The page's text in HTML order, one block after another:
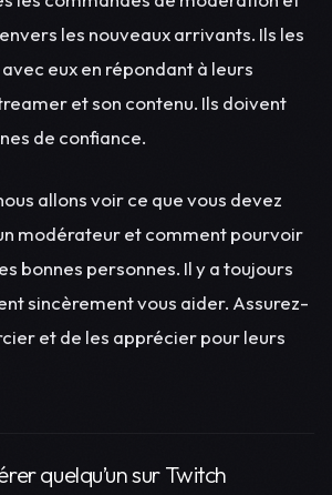
les nouveaux arrivants. Ils les
eux en répondant à leurs
et son contenu. Ils doivent
de confiance.
allons voir ce que vous devez
modérateur et comment pourvoir
bonnes personnes. Il y a toujours
sincèrement vous aider. Assurez-
et de les apprécier pour leurs
quelqu’un sur Twitch